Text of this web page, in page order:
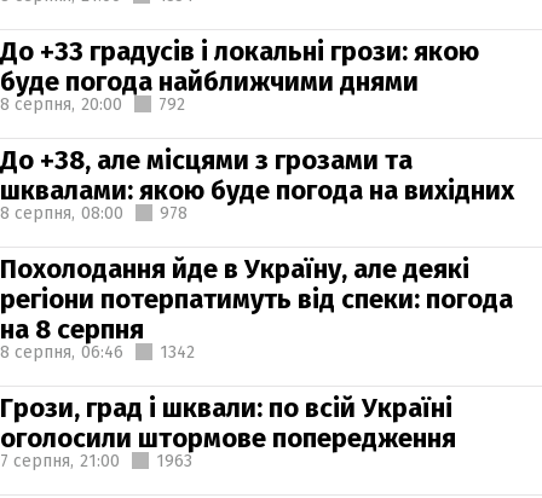
До +33 градусів і локальні грози: якою
буде погода найближчими днями
8 серпня, 20:00 792
До +38, але місцями з грозами та
шквалами: якою буде погода на вихідних
8 серпня, 08:00 978
Похолодання йде в Україну, але деякі
регіони потерпатимуть від спеки: погода
на 8 серпня
8 серпня, 06:46 1342
Грози, град і шквали: по всій Україні
оголосили штормове попередження
7 серпня, 21:00 1963